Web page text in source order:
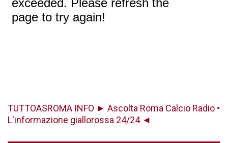
TUTTOASROMA INFO ► Ascolta Roma Calcio Radio •
L'informazione giallorossa 24/24 ◄